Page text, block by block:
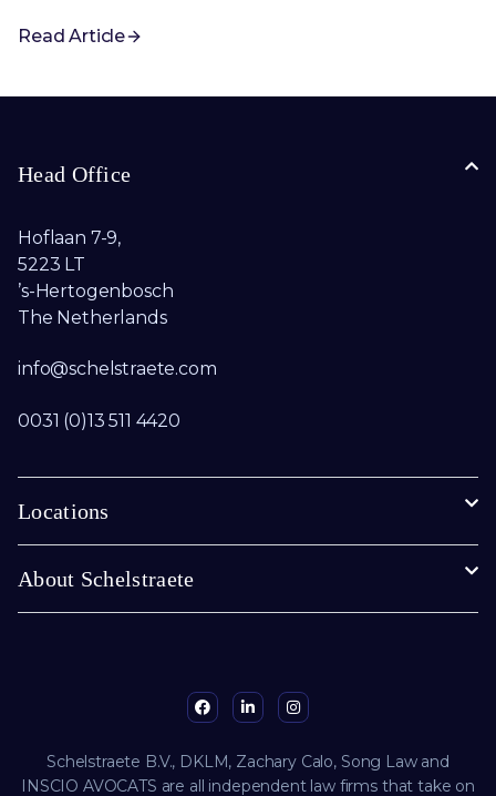
Read Article
Head Office
Hoflaan 7-9,
5223 LT
’s-Hertogenbosch
The Netherlands
info@schelstraete.com​
0031 (0)13 511 4420
Locations
About Schelstraete
Schelstraete B.V., DKLM, Zachary Calo, Song Law and
INSCIO AVOCATS are all independent law firms that take on